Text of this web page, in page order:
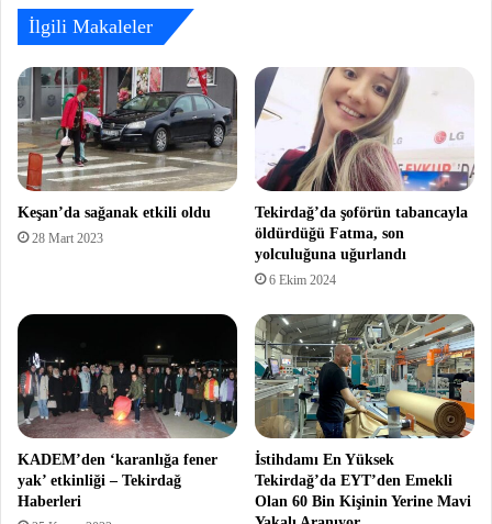
İlgili Makaleler
Keşan’da sağanak etkili oldu
28 Mart 2023
Tekirdağ’da şoförün tabancayla
öldürdüğü Fatma, son
yolculuğuna uğurlandı
6 Ekim 2024
KADEM’den ‘karanlığa fener
yak’ etkinliği – Tekirdağ
Haberleri
İstihdamı En Yüksek
Tekirdağ’da EYT’den Emekli
Olan 60 Bin Kişinin Yerine Mavi